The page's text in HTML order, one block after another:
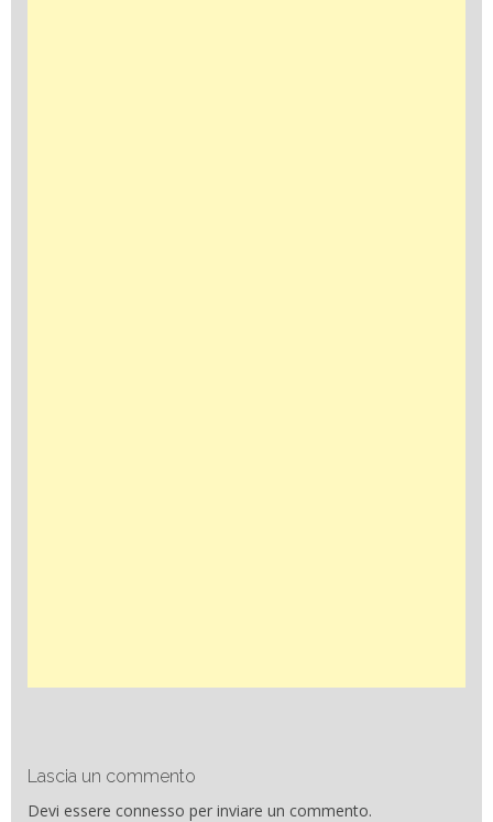
Lascia un commento
Devi essere connesso per inviare un commento.